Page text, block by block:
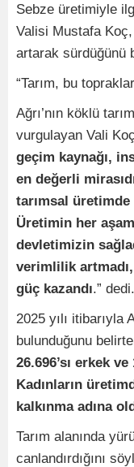
Sebze üretimiyle
Valisi Mustafa
artarak sürdüğünü
“Tarım, bu
Ağrı’nın köklü
vurgulayan Vali
geçim kaynağı,
en değerli
tarımsal
Üretimin her
devletimizin
verimlilik artmadı,
güç kazandı.” dedi.
2025 yılı itibarıyla
bulunduğunu
26.696’sı erkek
Kadınların
kalkınma adına
Tarım alanında
canlandırdığını